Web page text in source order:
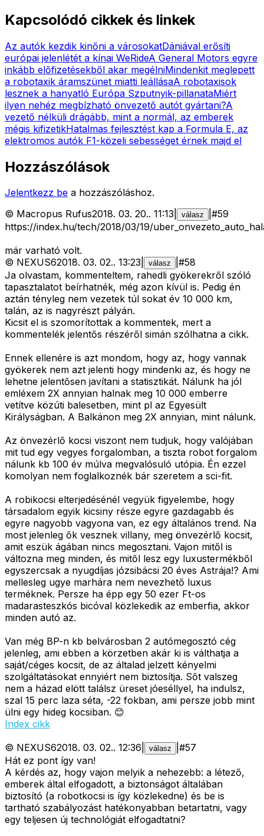
Kapcsolódó cikkek és linkek
Az autók kezdik kinőni a városokatDániával erősíti
európai jelenlétét a kínai WeRideA General Motors egyre
inkább előfizetésekből akar megélniMindenkit meglepett
a robotaxik áramszünet miatti leállásaA robotaxisok
lesznek a hanyatló Európa Szputnyik-pillanataMiért
ilyen nehéz megbízható önvezető autót gyártani?A
vezető nélküli drágább, mint a normál, az emberek
mégis kifizetikHatalmas fejlesztést kap a Formula E, az
elektromos autók F1-közeli sebességet érnek majd el
Hozzászólások
Jelentkezz be a hozzászóláshoz.
© Macropus Rufus2018. 03. 20.. 11:13 válasz #59
https://index.hu/tech/2018/03/19/
már varható volt.
© NEXUS62018. 03. 02.. 13:23 válasz #58
Ja olvastam, kommenteltem, rahedli gyökerekről szóló
tapasztalatot beírhatnék, még azon kívül is. Pedig én
aztán tényleg nem vezetek túl sokat év 10 000 km,
talán, az is nagyrészt pályán.
Kicsit el is szomorítottak a kommentek, mert a
kommentelék jelentős részéről simán szólhatna a cikk.
Ennek ellenére is azt mondom, hogy az, hogy vannak
gyökerek nem azt jelenti hogy mindenki az, és hogy ne
lehetne jelentősen javítani a statisztikát. Nálunk ha jól
emléxem 2X annyian halnak meg 10 000 emberre
vetítve közúti balesetben, mint pl az Egyesült
Királyságban. A Balkánon meg 2X annyian, mint nálunk.
Az önvezérlő kocsi viszont nem tudjuk, hogy valójában
mit tud egy vegyes forgalomban, a tiszta robot forgalom
nálunk kb 100 év múlva megvalósuló utópia. Én ezzel
komolyan nem foglalkoznék bár szeretem a sci-fit.
A robikocsi elterjedésénél vegyük figyelembe, hogy
társadalom egyik kicsiny része egyre gazdagabb és
egyre nagyobb vagyona van, ez egy általános trend. Na
most jelenleg ők vesznek villany, meg önvezérlő kocsit,
amit eszük ágában nincs megosztani. Vajon mitől is
változna meg minden, és mitől lesz egy luxustermékből
egyszercsak a nyugdíjas józsibácsi 20 éves Astrája!? Ami
mellesleg ugye marhára nem nevezhető luxus
terméknek. Persze ha épp egy 50 ezer Ft-os
madarasteszkós bicóval közlekedik az emberfia, akkor
minden autó az.
Van még BP-n kb belvárosban 2 autómegosztó cég
jelenleg, ami ebben a körzetben akár ki is válthatja a
saját/céges kocsit, de az általad jelzett kényelmi
szolgáltatásokat ennyiért nem biztosítja. Sőt valszeg
nem a házad elött találsz üreset jóeséllyel, ha indulsz,
szal 15 perc laza séta, -22 fokban, ami persze jobb mint
ülni egy hideg kocsiban. 😊
Index cikk
© NEXUS62018. 03. 02.. 12:36 válasz #57
Hát ez pont így van!
A kérdés az, hogy vajon melyik a nehezebb: a létező,
emberek által elfogadott, a biztonságot általában
biztosító (a robotkocsi is így közlekedne) és be is
tartható szabályozást hatékonyabban betartatni, vagy
egy teljesen új technológiát elfogadtatni?